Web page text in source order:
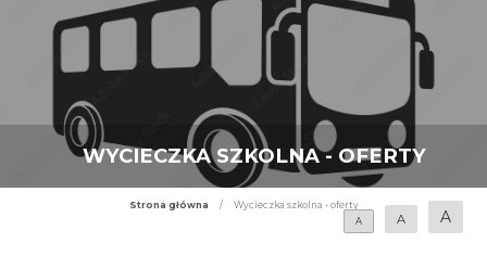
WYCIECZKA SZKOLNA - OFERTY
Strona główna /
Wycieczka szkolna - oferty
A
A A